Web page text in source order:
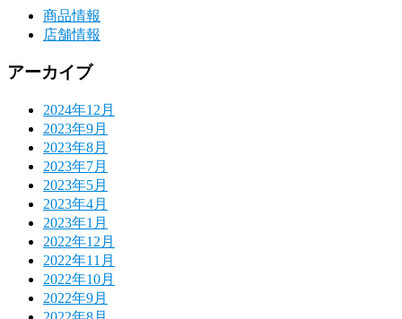
商品情報
店舗情報
アーカイブ
2024年12月
2023年9月
2023年8月
2023年7月
2023年5月
2023年4月
2023年1月
2022年12月
2022年11月
2022年10月
2022年9月